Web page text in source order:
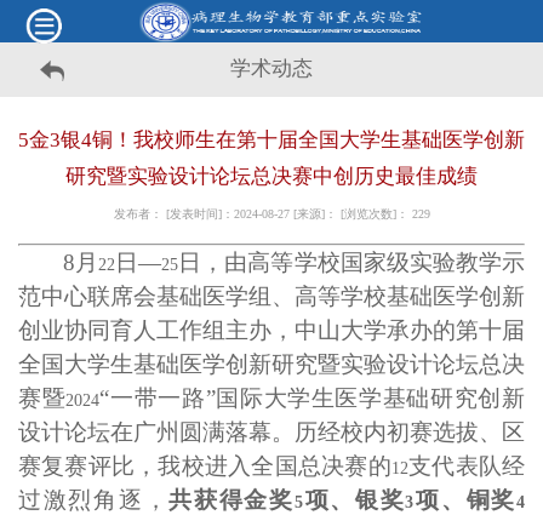
学术动态
5金3银4铜！我校师生在第十届全国大学生基础医学创新
研究暨实验设计论坛总决赛中创历史最佳成绩
发布者： [发表时间]：2024-08-27 [来源]： [浏览次数]： 229
8 月 22 日—25 日，由高等学校国家级实验教学示
范中心联席会基础医学组、高等学校基础医学创新
创业协同育人工作组主办，中山大学承办的第十届
全国大学生基础医学创新研究暨实验设计论坛总决
赛暨2024“一带一路”国际大学生医学基础研究创新
设计论坛在广州圆满落幕。历经校内初赛选拔、区
赛复赛评比，我校进入全国总决赛的12支代表队经
过激烈角逐，共获得金奖5项、银奖3项、铜奖4